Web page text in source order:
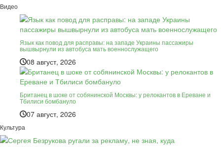
Видео
Язык как повод для расправы: на западе Украины пассажиры
вышвырнули из автобуса мать военнослужащего
08 август, 2026
Британец в шоке от собянинской Москвы: у релокантов в Ереване и
Тбилиси бомбануло
07 август, 2026
Культура